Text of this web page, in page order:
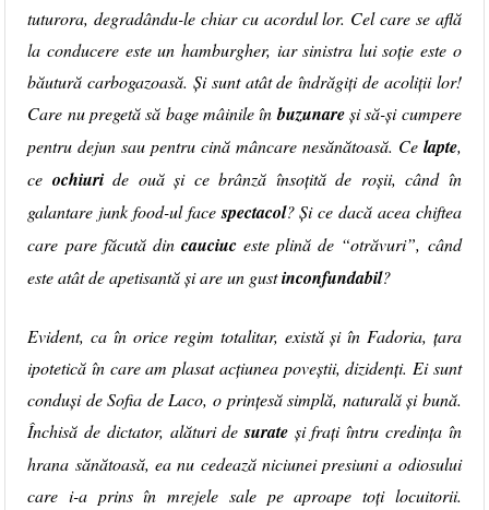
tuturora, degradându-le chiar cu acordul lor. Cel care se află
la conducere este un hamburgher, iar sinistra lui soție este o
băutură carbogazoasă. Și sunt atât de îndrăgiți de acoliții lor!
Care nu pregetă să bage mâinile înbuzunareși să-și cumpere
pentru dejun sau pentru cină mâncare nesănătoasă. Ce lapte,
ce ochiuride ouă și ce brânză însoțită de roșii, când în
galantare junk food-ul facespectacol? Și ce dacă acea chiftea
care pare făcută din cauciuceste plină de “otrăvuri”, când
este atât de apetisantă și are un gustinconfundabil?
Evident, ca în orice regim totalitar, există și în Fadoria, țara
ipotetică în care am plasat acțiunea poveștii, dizidenți. Ei sunt
conduși de Sofia de Laco, o prințesă simplă, naturală și bună.
Închisă de dictator, alături desurate și frați întru credința în
hrana sănătoasă, ea nu cedează niciunei presiuni a odiosului
care i-a prins în mrejele sale pe aproape toți locuitorii.